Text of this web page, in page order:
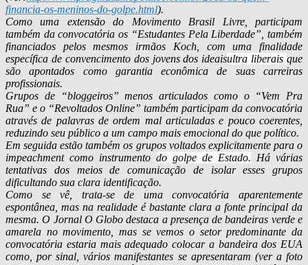
financia-os-meninos-do-golpe.html).
Como uma extensão do Movimento Brasil Livre, participam
também da convocatória os “Estudantes Pela Liberdade”, também
financiados pelos mesmos irmãos Koch, com uma finalidade
específica de convencimento dos jovens dos ideaisultra liberais que
são apontados como garantia econômica de suas carreiras
profissionais.
Grupos de “bloggeiros” menos articulados como o “Vem Pra
Rua” e o “Revoltados Online” também participam da convocatória
através de palavras de ordem mal articuladas e pouco coerentes,
reduzindo seu público a um campo mais emocional do que político.
Em seguida estão também os grupos voltados explicitamente para o
impeachment como instrumento do golpe de Estado. Há várias
tentativas dos meios de comunicação de isolar esses grupos
dificultando sua clara identificação.
Como se vê, trata-se de uma convocatória aparentemente
espontânea, mas na realidade é bastante clara a fonte principal da
mesma. O Jornal O Globo destaca a presença de bandeiras verde e
amarela no movimento, mas se vemos o setor predominante da
convocatória estaria mais adequado colocar a bandeira dos EUA
como, por sinal, vários manifestantes se apresentaram (ver a foto